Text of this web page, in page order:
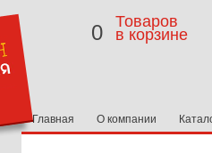
0 Товаров
в корзине
Главная О компании